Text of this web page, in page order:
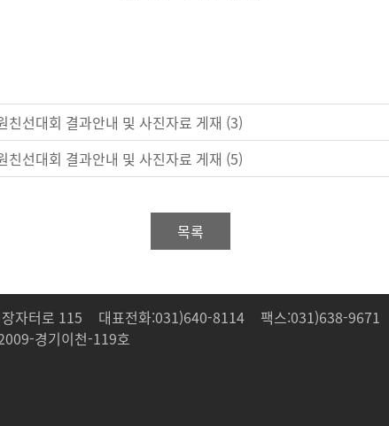
친선대회 결과안내 및 사진자료 게재 (3)
친선대회 결과안내 및 사진자료 게재 (5)
목록
자터로 115 대표전화:031)640-8114
팩스:031)638-9671
경기이천-119호